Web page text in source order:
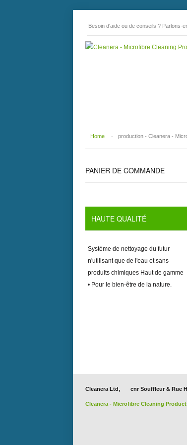
Besoin d'aide ou de conseils ? Parlons-
Home - production - Cleanera -
PANIER DE COMMANDE
HAUTE QUALITÉ
Système de nettoyage du futur
n'utilisant que de l'eau et sans
produits chimiques Haut de gamme
• Pour le bien-être de la nature.
Cleanera Ltd, cnr Souffleur & Rue
Cleanera - Microfibre Cleaning